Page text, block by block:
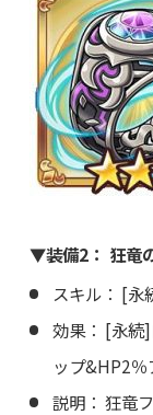
▼装備2： 狂竜
スキル： [永
効果： [永続
ップ&HP2％
説明： 狂竜